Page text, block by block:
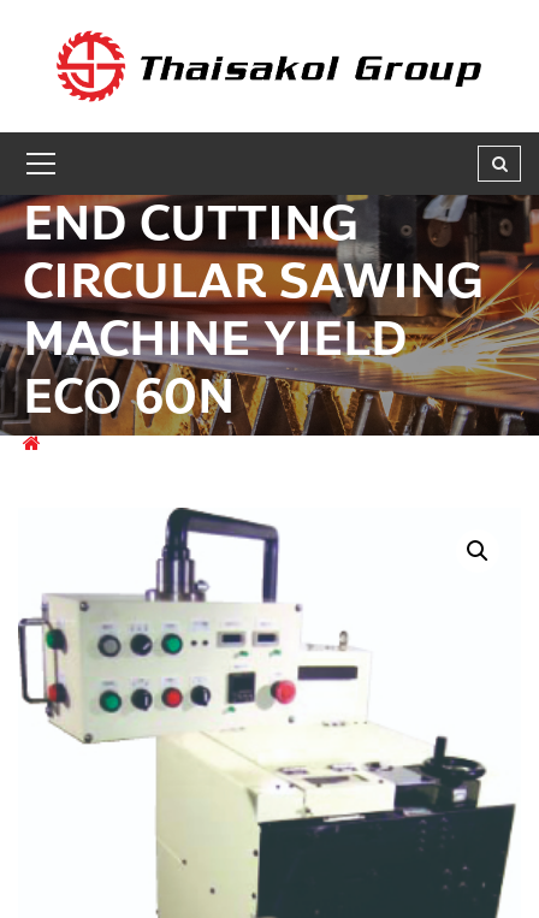
GET A QUOTE
ชื่อบริษัท :
เบอร์ติดต่อกลับ * :
อีเมล * :
สินค้าที่สนใจ :
หมวดสินค้าที่สนใจ :
รายละเอียดเพิ่มเติม :
END CUTTING
CIRCULAR SAWING
MACHINE YIELD
ECO 60N